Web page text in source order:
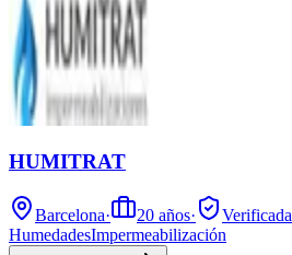
HUMITRAT
Barcelona· 20 años·
Verificada
HumedadesImpermeabilización